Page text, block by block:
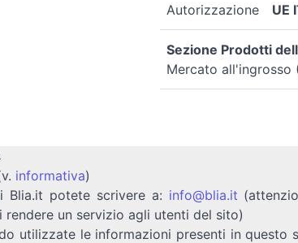
Autorizzazione UE
Sezione Prodotti
Mercato all'ingrosso
informativa)
Blia.it potete scrivere a: info@blia.it
un servizio agli utenti del sito)
utilizzate le informazioni presenti in